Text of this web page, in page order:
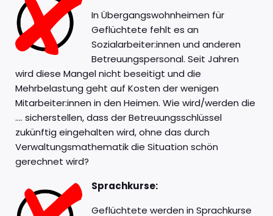
In Übergangswohnheimen für
Geflüchtete fehlt es an
Sozialarbeiter:innen und anderen
Betreuungspersonal. Seit Jahren
wird diese Mangel nicht beseitigt und die
Mehrbelastung geht auf Kosten der wenigen
Mitarbeiter:innen in den Heimen. Wie wird/werden die
…. sicherstellen, dass der Betreuungsschlüssel
zukünftig eingehalten wird, ohne das durch
Verwaltungsmathematik die Situation schön
gerechnet wird?
Sprachkurse:
Geflüchtete werden in Sprachkurse